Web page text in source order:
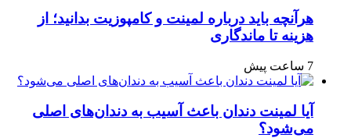
هرآنچه باید درباره لمینت و کامپوزیت بدانید؛ از
هزینه تا ماندگاری
7 ساعت پیش
آیا لمینت دندان باعث آسیب به دندان‌های اصلی
می‌شود؟